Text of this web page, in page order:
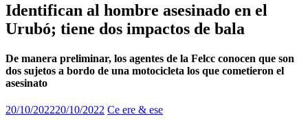
Identifican al hombre asesinado en el
Urubó; tiene dos impactos de bala
De manera preliminar, los agentes de la Felcc conocen que son
dos sujetos a bordo de una motocicleta los que cometieron el
asesinato
20/10/202220/10/2022 Ce ere & ese